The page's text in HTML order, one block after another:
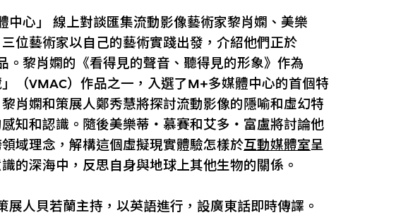
中心」 線上對談匯集流動影像藝術家黎肖嫻、美樂
位藝術家以自己的藝術實踐出發，介紹他們正於
。黎肖嫻的《看得見的聲音、聽得見的形象》作為
」（VMAC）作品之一，入選了M+多媒體中心的首個特
黎肖嫻和策展人鄭秀慧將探討流動影像的隱喻和虛幻特
知和認識。隨後美樂蒂・慕賽和艾多・富盧將討論他
域理念，解構這個虛擬現實體驗怎樣於互動媒體室呈
的深海中，反思自身與地球上其他生物的關係。
展人貝若蘭主持，以英語進行，設廣東話即時傳譯。